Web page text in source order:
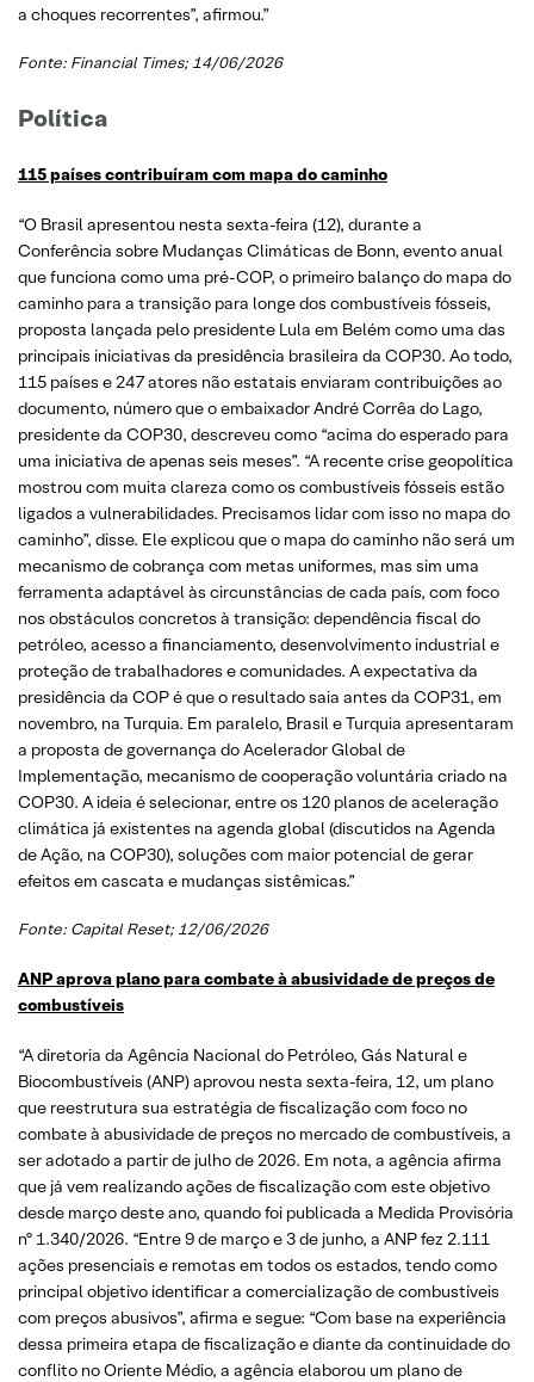
a choques recorrentes”, afirmou.”
Fonte: Financial Times; 14/06/2026
Política
115 países contribuíram com mapa do caminho
“O Brasil apresentou nesta sexta-feira (12), durante a
Conferência sobre Mudanças Climáticas de Bonn, evento anual
que funciona como uma pré-COP, o primeiro balanço do mapa do
caminho para a transição para longe dos combustíveis fósseis,
proposta lançada pelo presidente Lula em Belém como uma das
principais iniciativas da presidência brasileira da COP30. Ao todo,
115 países e 247 atores não estatais enviaram contribuições ao
documento, número que o embaixador André Corrêa do Lago,
presidente da COP30, descreveu como “acima do esperado para
uma iniciativa de apenas seis meses”. “A recente crise geopolítica
mostrou com muita clareza como os combustíveis fósseis estão
ligados a vulnerabilidades. Precisamos lidar com isso no mapa do
caminho”, disse. Ele explicou que o mapa do caminho não será um
mecanismo de cobrança com metas uniformes, mas sim uma
ferramenta adaptável às circunstâncias de cada país, com foco
nos obstáculos concretos à transição: dependência fiscal do
petróleo, acesso a financiamento, desenvolvimento industrial e
proteção de trabalhadores e comunidades. A expectativa da
presidência da COP é que o resultado saia antes da COP31, em
novembro, na Turquia. Em paralelo, Brasil e Turquia apresentaram
a proposta de governança do Acelerador Global de
Implementação, mecanismo de cooperação voluntária criado na
COP30. A ideia é selecionar, entre os 120 planos de aceleração
climática já existentes na agenda global (discutidos na Agenda
de Ação, na COP30), soluções com maior potencial de gerar
efeitos em cascata e mudanças sistêmicas.”
Fonte: Capital Reset; 12/06/2026
ANP aprova plano para combate à abusividade de preços de
combustíveis
“A diretoria da Agência Nacional do Petróleo, Gás Natural e
Biocombustíveis (ANP) aprovou nesta sexta-feira, 12, um plano
que reestrutura sua estratégia de fiscalização com foco no
combate à abusividade de preços no mercado de combustíveis, a
ser adotado a partir de julho de 2026. Em nota, a agência afirma
que já vem realizando ações de fiscalização com este objetivo
desde março deste ano, quando foi publicada a Medida Provisória
nº 1.340/2026. “Entre 9 de março e 3 de junho, a ANP fez 2.111
ações presenciais e remotas em todos os estados, tendo como
principal objetivo identificar a comercialização de combustíveis
com preços abusivos”, afirma e segue: “Com base na experiência
dessa primeira etapa de fiscalização e diante da continuidade do
conflito no Oriente Médio, a agência elaborou um plano de